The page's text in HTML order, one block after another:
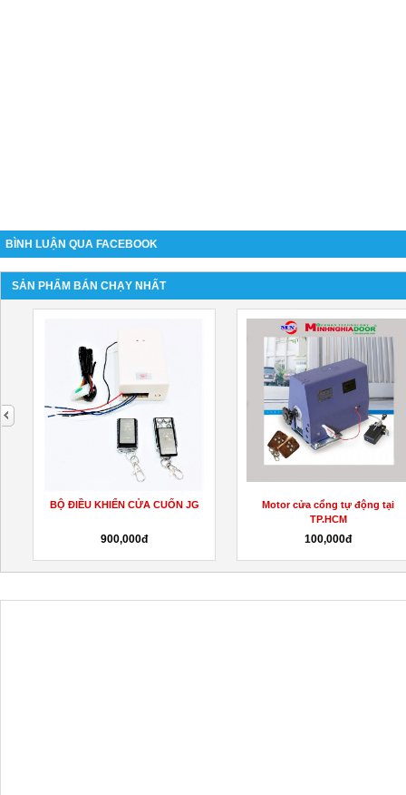
BÌNH LUẬN QUA FACEBOOK
SẢN PHẨM BÁN CHẠY NHẤT
KHIỂN CỬA CUỐN JG
Motor cửa cổng tự động tại